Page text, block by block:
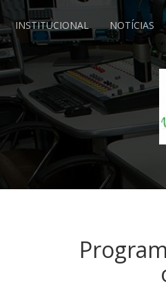
INSTITUCIONAL NOTÍCIAS